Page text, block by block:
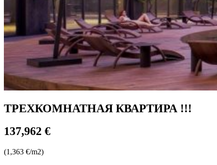
ТРЕХКОМНАТНАЯ КВАРТИРА !!!
137,962 €
(1,363 €/m2)